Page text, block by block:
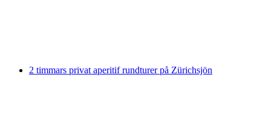
2 timmars privat aperitif rundturer på Zürichsjön